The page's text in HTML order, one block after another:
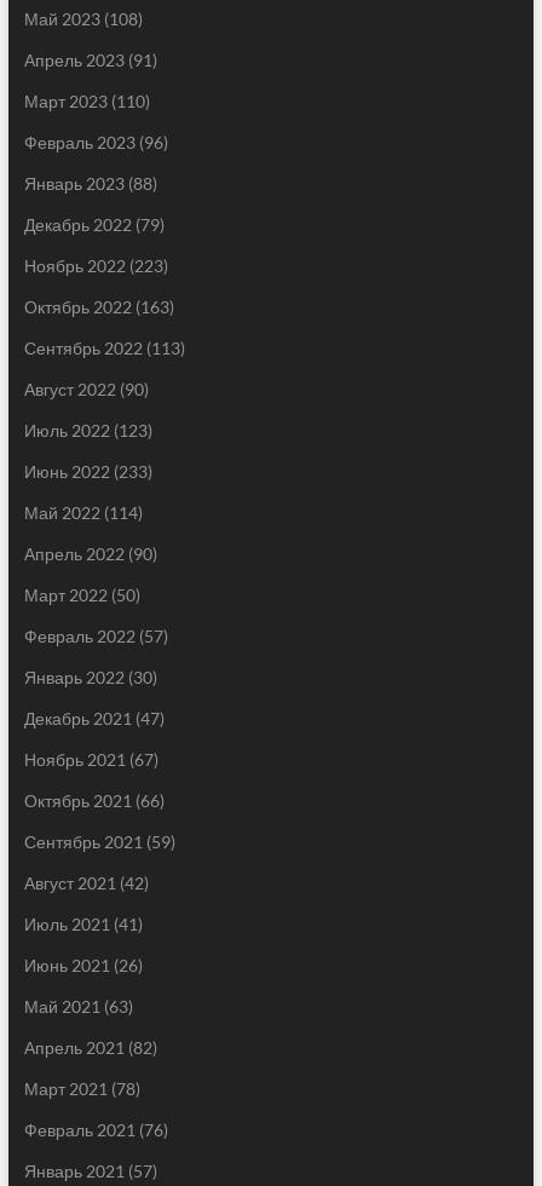
Май 2023(108)
Апрель 2023(91)
Март 2023(110)
Февраль 2023(96)
Январь 2023(88)
Декабрь 2022 (79)
Ноябрь 2022 (223)
Октябрь 2022 (163)
Сентябрь 2022 (113)
Август 2022 (90)
Июль 2022 (123)
Июнь 2022 (233)
Май 2022 (114)
Апрель 2022 (90)
Март 2022 (50)
Февраль 2022 (57)
Январь 2022 (30)
Декабрь 2021 (47)
Ноябрь 2021 (67)
Октябрь 2021 (66)
Сентябрь 2021 (59)
Август 2021 (42)
Июль 2021 (41)
Июнь 2021 (26)
Май 2021 (63)
Апрель 2021 (82)
Март 2021 (78)
Февраль 2021 (76)
Январь 2021 (57)